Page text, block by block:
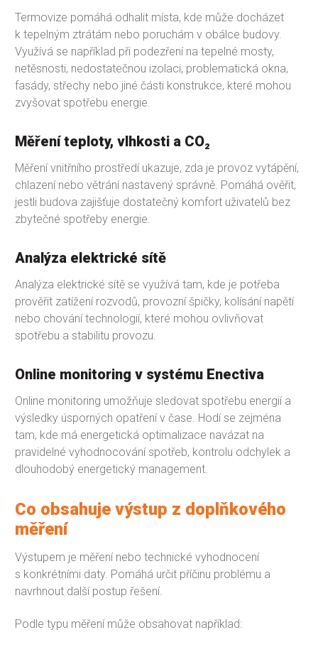
Termovize pomáhá odhalit místa, kde může docházet
k tepelným ztrátám nebo poruchám v obálce budovy.
Využívá se například při podezření na tepelné mosty,
netěsnosti, nedostatečnou izolaci, problematická okna,
fasády, střechy nebo jiné části konstrukce, které mohou
zvyšovat spotřebu energie.
Měření teploty, vlhkosti a CO₂
Měření vnitřního prostředí ukazuje, zda je provoz vytápění,
chlazení nebo větrání nastavený správně. Pomáhá ověřit,
jestli budova zajišťuje dostatečný komfort uživatelů bez
zbytečné spotřeby energie.
Analýza elektrické sítě
Analýza elektrické sítě se využívá tam, kde je potřeba
prověřit zatížení rozvodů, provozní špičky, kolísání napětí
nebo chování technologií, které mohou ovlivňovat
spotřebu a stabilitu provozu.
Online monitoring v systému Enectiva
Online monitoring umožňuje sledovat spotřebu energií a
výsledky úsporných opatření v čase. Hodí se zejména
tam, kde má energetická optimalizace navázat na
pravidelné vyhodnocování spotřeb, kontrolu odchylek a
dlouhodobý energetický management.
Co obsahuje výstup z doplňkového
měření
Výstupem je měření nebo technické vyhodnocení
s konkrétními daty. Pomáhá určit příčinu problému a
navrhnout další postup řešení.
Podle typu měření může obsahovat například: